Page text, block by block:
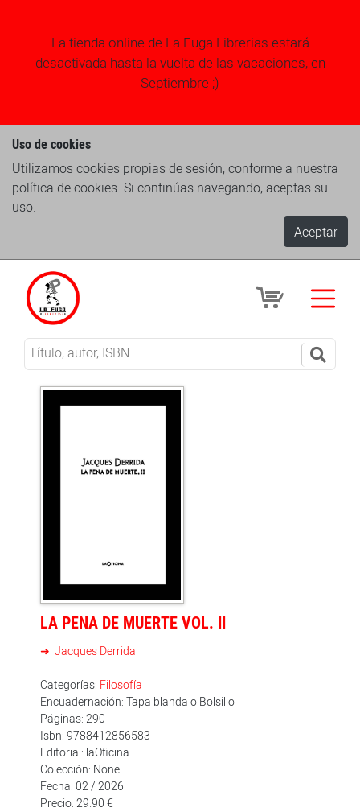
La tienda online de La Fuga Librerias estará
desactivada hasta la vuelta de las vacaciones, en
Septiembre ;)
Uso de cookies
Utilizamos cookies propias de sesión, conforme a nuestra
política de cookies. Si continúas navegando, aceptas su
uso.
Aceptar
LA PENA DE MUERTE VOL. II
Jacques Derrida
Categorías: Filosofía
Encuadernación: Tapa blanda o Bolsillo
Páginas: 290
Isbn: 9788412856583
Editorial: laOficina
Colección: None
Fecha: 02 / 2026
Precio: 29.90 €